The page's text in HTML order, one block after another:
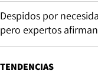
Despidos por
pero expertos
TENDENCIAS